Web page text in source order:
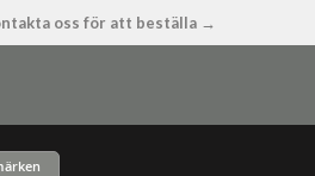
oss för att beställa →